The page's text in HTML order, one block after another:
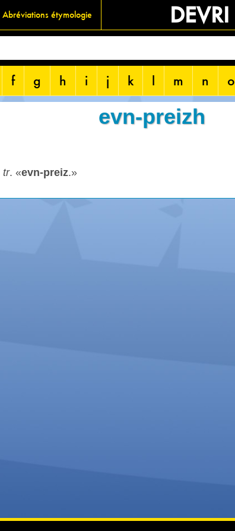
Abréviations étymologie DEVRI
f g h i j k l m n o
evn-preizh
tr. «evn-preiz.»